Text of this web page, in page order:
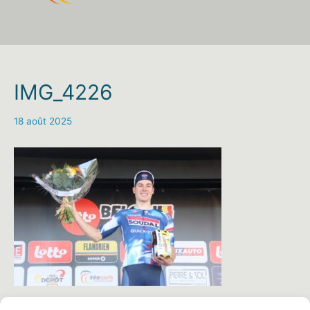
IMG_4226
18 août 2025